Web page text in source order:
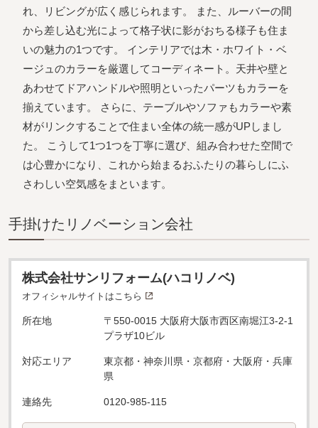
れ、リビングが広く感じられます。 また、ルーバーの間
から差し込む光によって格子状に影がおちる様子も住ま
いの魅力の1つです。 インテリアでは木・ホワイト・ベ
ージュのカラーを厳選してコーディネート。天井や壁と
あわせてドアハンドルや照明といったパーツもカラーを
揃えています。 さらに、テーブルやソファもカラーや素
材がリンクすることで住まい全体の統一感がUPしまし
た。 こうして1つ1つを丁寧に選び、組み合わせた空間で
は心豊かになり、これから始まるおふたりの暮らしにふ
さわしい空気感をまといます。
⼿掛けたリノベーション会社
株式会社サンリフォーム(ハコリノベ)
オフィシャルサイトはこちら
所在地
〒550-0015 大阪府大阪市西区南堀江3-2-1
プラザ10ビル
対応エリア
東京都・神奈川県・京都府・大阪府・兵庫
県
連絡先 0120-985-115